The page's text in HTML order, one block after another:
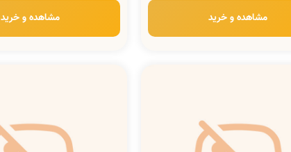
مشاهده و خرید مشاهده و خرید